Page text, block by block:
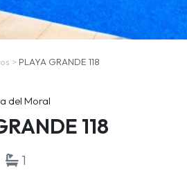
> PLAYA GRANDE 118
del Moral
118
1